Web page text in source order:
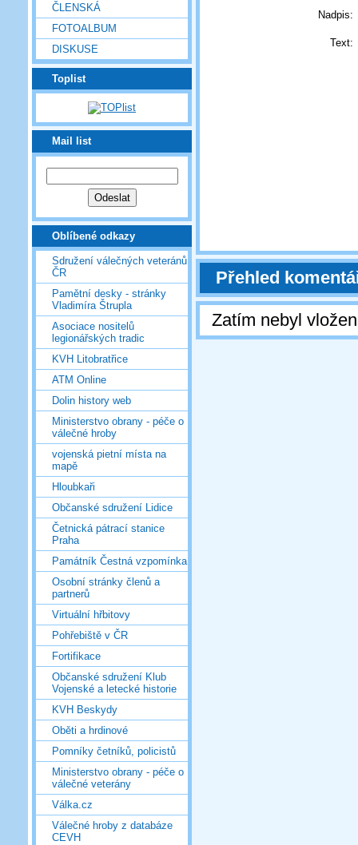
ČLENSKÁ
FOTOALBUM
DISKUSE
Toplist
Mail list
Oblíbené odkazy
Sdružení válečných veteránů
ČR
Pamětní desky - stránky
Vladimíra Štrupla
Asociace nositelů
legionářských tradic
KVH Litobratřice
ATM Online
Dolin history web
Ministerstvo obrany - péče o
válečné hroby
vojenská pietní místa na
mapě
Hloubkaři
Občanské sdružení Lidice
Četnická pátrací stanice
Praha
Památník Čestná vzpomínka
Osobní stránky členů a
partnerů
Virtuální hřbitovy
Pohřebiště v ČR
Fortifikace
Občanské sdružení Klub
Vojenské a letecké historie
KVH Beskydy
Oběti a hrdinové
Pomníky četníků, policistů
Ministerstvo obrany - péče o
válečné veterány
Válka.cz
Válečné hroby z databáze
CEVH
Nadpis:
Text:
Přehled
Zatím nebyl